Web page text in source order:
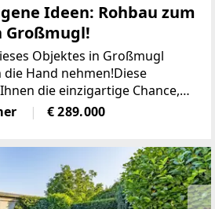
Ideen: Rohbau zum
Großmugl!
Objektes in Großmugl
Hand nehmen!Diese
die einzigartige Chance,
Wohnprojekt zu realisieren.
freien Lauf und gestalten
€ 289.000